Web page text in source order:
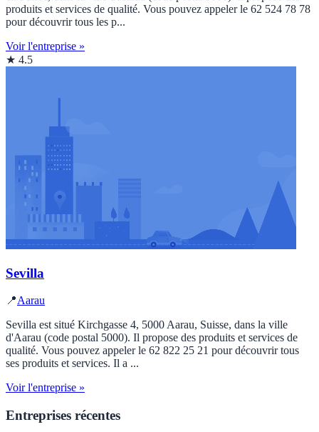
produits et services de qualité. Vous pouvez appeler le 62 524 78 78
pour découvrir tous les p...
Voir l'entreprise »
★ 4.5
Sevilla
📍Aarau
Sevilla est situé Kirchgasse 4, 5000 Aarau, Suisse, dans la ville
d'Aarau (code postal 5000). Il propose des produits et services de
qualité. Vous pouvez appeler le 62 822 25 21 pour découvrir tous
ses produits et services. Il a ...
Voir l'entreprise »
Entreprises récentes